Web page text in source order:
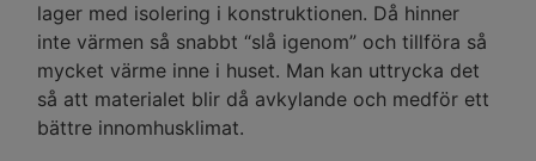
lager med isolering i konstruktionen. Då hinner
inte värmen så snabbt “slå igenom” och tillföra så
mycket värme inne i huset. Man kan uttrycka det
så att materialet blir då avkylande och medför ett
bättre innomhusklimat.